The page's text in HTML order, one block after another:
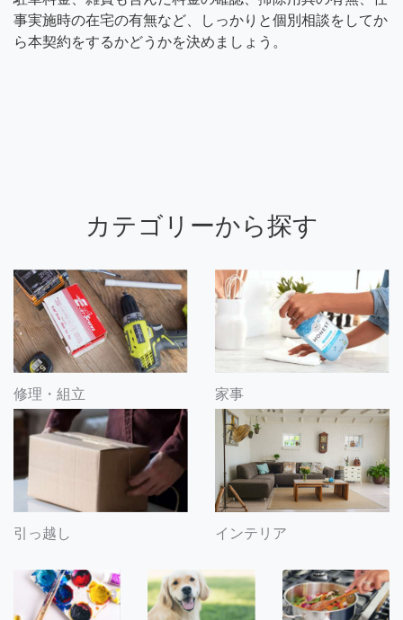
事実施時の在宅の有無など、しっかりと個別相談をしてか
ら本契約をするかどうかを決めましょう。
カテゴリーから探す
修理・組立 家事
引っ越し インテリア